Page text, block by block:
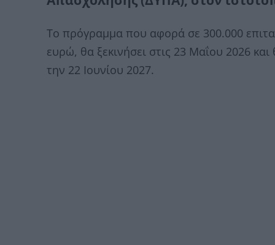
Το πρόγραμμα που αφορά σε 300.000
ευρώ, θα ξεκινήσει στις 23 Μαΐου 2026
την 22 Ιουνίου 2027.